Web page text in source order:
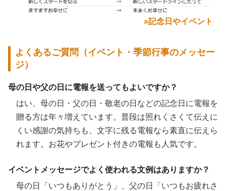
»記念日やイベント
よくあるご質問（イベント・季節行事のメッセー
ジ）
母の日や父の日に電報を送ってもよいですか？
はい、母の日・父の日・敬老の日などの記念日に電報を
贈る方は年々増えています。普段は照れくさくて伝えに
くい感謝の気持ちも、文字に残る電報なら素直に伝えら
れます。お花やプレゼント付きの電報も人気です。
イベントメッセージでよく使われる文例はありますか？
母の日「いつもありがとう」、父の日「いつもお疲れさ